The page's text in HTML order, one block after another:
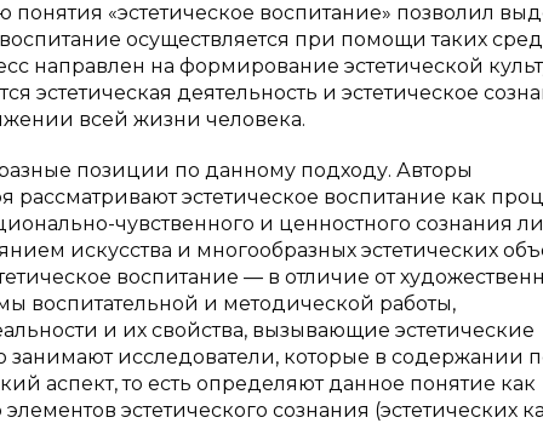
«эстетическое воспитание» позволил
осуществляется при помощи таких
направлен на формирование эстетической
эстетическая деятельность и эстетическое
всей жизни человека.
позиции по данному подходу. Авторы
эстетическое воспитание как
чувственного и ценностного сознания
искусства и многообразных эстетических
воспитание — в отличие от
воспитательной и методической работы,
и их свойства, вызывающие эстетические
исследователи, которые в содержании
аспект, то есть определяют данное понятие как
эстетического сознания (эстетических